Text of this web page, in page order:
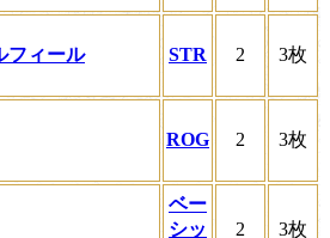
フィール STR 2 3枚
ROG 2 3枚
ベー
シッ
2 3枚